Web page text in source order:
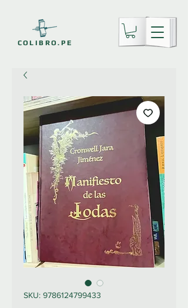
COLIBRO.PE
SKU: 9786124799433